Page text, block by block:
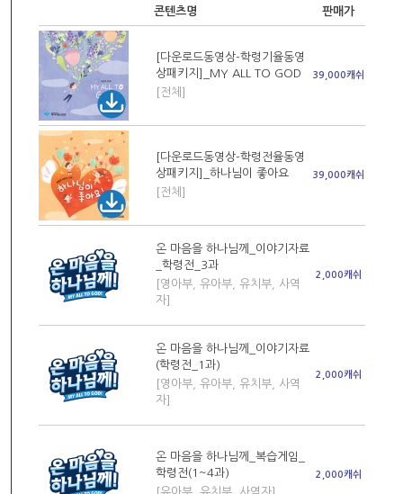
콘텐츠명 판매가
[다운로드동영상-학령기율동영
상패키지]_MY ALL TO GOD
[전체]
39,000캐쉬
[다운로드동영상-학령전율동영
상패키지]_하나님이 좋아요
[전체]
39,000캐쉬
온 마음을 하나님께_이야기자료
_학령전_3과
[영아부, 유아부, 유치부, 사역
자]
2,000캐쉬
온 마음을 하나님께_이야기자료
(학령전_1과)
[영아부, 유아부, 유치부, 사역
자]
2,000캐쉬
온 마음을 하나님께_복습게임_
학령전(1~4과)
2,000캐쉬